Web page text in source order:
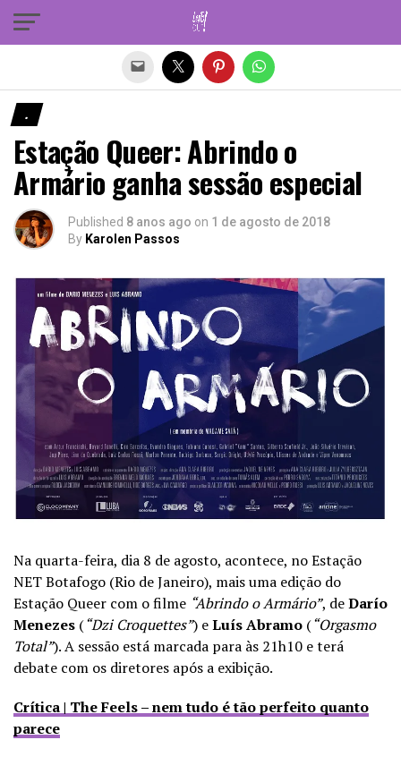
.
Estação Queer: Abrindo o
Armário ganha sessão especial
Published 8 anos ago on 1 de agosto de 2018
By Karolen Passos
Na quarta-feira, dia 8 de agosto, acontece, no Estação
NET Botafogo (Rio de Janeiro), mais uma edição do
Estação Queer com o filme “Abrindo o Armário”, deDarío
Menezes (“Dzi Croquettes”) eLuís Abramo (“Orgasmo
Total”). A sessão está marcada para às 21h10 e terá
debate com os diretores após a exibição.
Crítica | The Feels – nem tudo é tão perfeito quanto
parece
Sair da versão mobile